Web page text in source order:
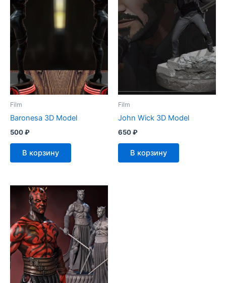
Film
Baronesa 3D Model
500₽
В корзину
Film
John Wick 3D Model
650₽
В корзину